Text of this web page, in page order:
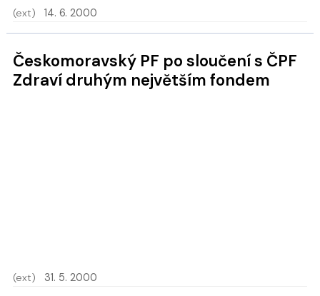
(ext) 14. 6. 2000
Českomoravský PF po sloučení s ČPF
Zdraví druhým největším fondem
(ext) 31. 5. 2000